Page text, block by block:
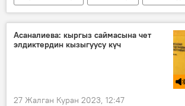
Нурланбек Шакиев
окуучу
Асаналиева: кыргыз саймасына чет
элдиктердин кызыгуусу күч
27 Жалган Куран 2023, 12:47